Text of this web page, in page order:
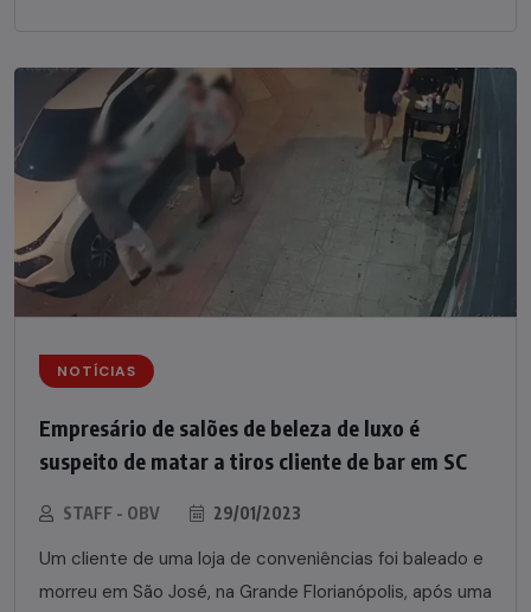
NOTÍCIAS
Empresário de salões de beleza de luxo é
suspeito de matar a tiros cliente de bar em SC
STAFF - OBV 29/01/2023
Um cliente de uma loja de conveniências foi baleado e
morreu em São José, na Grande Florianópolis, após uma